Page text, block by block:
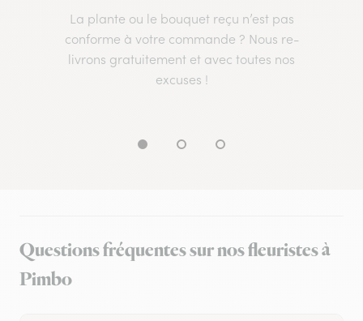
La plante ou le bouquet reçu n’est pas
conforme à votre commande ? Nous re-
livrons gratuitement et avec toutes nos
excuses !
Questions fréquentes sur nos fleuristes à
Pimbo